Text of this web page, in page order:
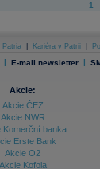
1
Patria Kariéra v Patrii
| E-mail newsletter |
Akcie:
Akcie ČEZ
Akcie NWR
Komerční banka
Erste Bank
Akcie O2
Akcie Kofola